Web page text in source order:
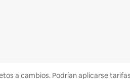
a cambios. Podrían aplicarse